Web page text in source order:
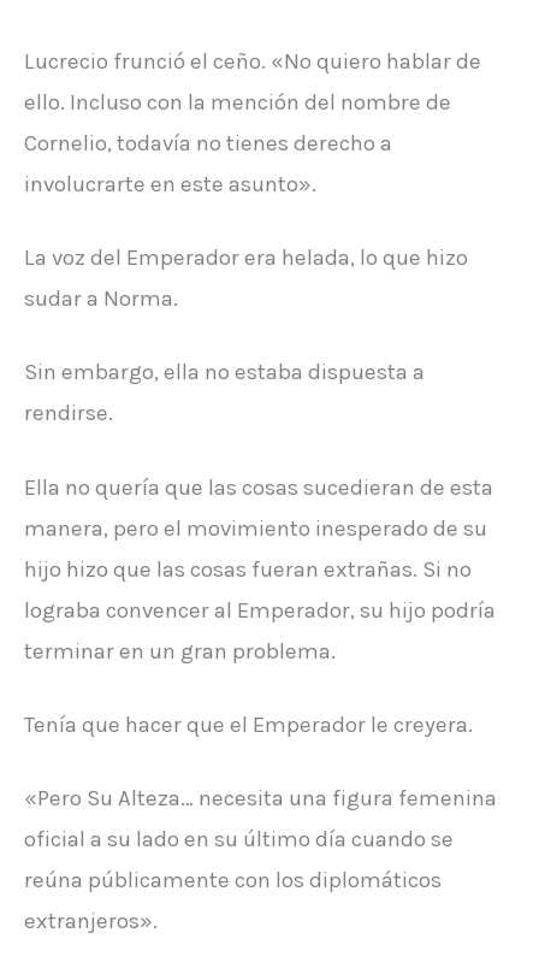
Lucrecio frunció el ceño. «No quiero hablar de
ello. Incluso con la mención del nombre de
Cornelio, todavía no tienes derecho a
involucrarte en este asunto».
La voz del Emperador era helada, lo que hizo
sudar a Norma.
Sin embargo, ella no estaba dispuesta a
rendirse.
Ella no quería que las cosas sucedieran de esta
manera, pero el movimiento inesperado de su
hijo hizo que las cosas fueran extrañas. Si no
lograba convencer al Emperador, su hijo podría
terminar en un gran problema.
Tenía que hacer que el Emperador le creyera.
«Pero Su Alteza… necesita una figura femenina
oficial a su lado en su último día cuando se
reúna públicamente con los diplomáticos
extranjeros».